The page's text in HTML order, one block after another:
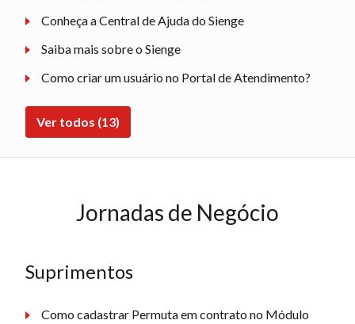
Conheça a Central de Ajuda do Sienge
Saiba mais sobre o Sienge
Como criar um usuário no Portal de Atendimento?
Ver todos (13)
Jornadas de Negócio
Suprimentos
Como cadastrar Permuta em contrato no Módulo